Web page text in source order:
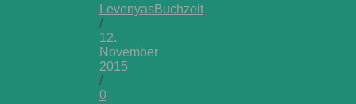
LevenyasBuchzeit
/
12.
November
2015
/
0